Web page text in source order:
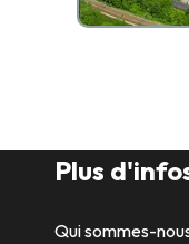
Plus
Qui sommes-